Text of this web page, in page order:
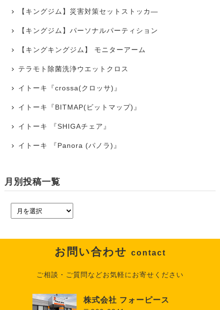
【キングジム】災害対策セットストッカ―
【キングジム】パーソナルパーティション
【キングキングジム】 モニターアーム
テラモト除菌洗浄ウエットクロス
イトーキ『crossa(クロッサ)』
イトーキ『BITMAP(ビットマップ)』
イトーキ 『SHIGAチェア』
イトーキ 『Panora (パノラ)』
月別投稿一覧
お問い合わせ contact
ご相談・ご質問などお気軽にお寄せください
株式会社 フォーピース